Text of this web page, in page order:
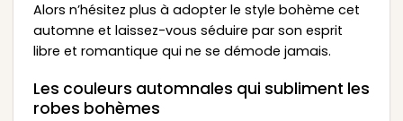
Alors n’hésitez plus à adopter le style bohème cet
automne et laissez-vous séduire par son esprit
libre et romantique qui ne se démode jamais.
Les couleurs automnales qui subliment les
robes bohèmes